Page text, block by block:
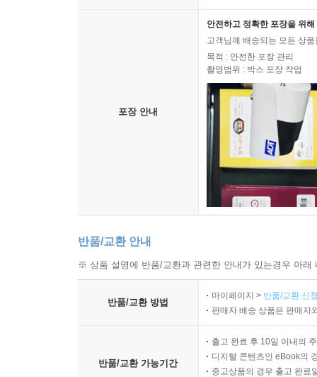
포장 안내
안전하고 정확한 포장을 위
고객님께 배송되는 모든 상
목적 : 안전한 포장 관리
촬영범위 : 박스 포장 작업
반품/교환 안내
※ 상품 설명에 반품/교환과 관련한 안내가 있는경우 아
반품/교환 방법
마이페이지 > 반품/교환 신
판매자 배송 상품은 판매자
반품/교환 가능기간
출고 완료 후 10일 이내의
디지털 콘텐츠인 eBook의
중고상품의 경우 출고 완료